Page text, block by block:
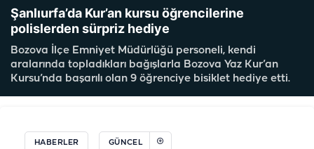
Şanlıurfa’da Kur’an kursu öğrencilerine
polislerden sürpriz hediye
Bozova İlçe Emniyet Müdürlüğü personeli, kendi
aralarında topladıkları bağışlarla Bozova Yaz Kur’an
Kursu’nda başarılı olan 9 öğrenciye bisiklet hediye etti.
HABERLER GÜNCEL